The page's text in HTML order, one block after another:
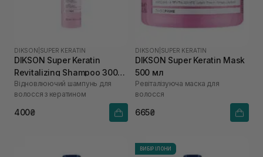
DIKSON SUPER KERATIN
DIKSON Super Keratin
Revitalizing Shampoo 300
мл
Відновлюючий шампунь для
волосся з кератином
400₴
DIKSON SUPER KERATIN
DIKSON Super Keratin Mask
500 мл
Ревіталізуюча маска для
волосся
665₴
ВИБІР ІЛОНИ